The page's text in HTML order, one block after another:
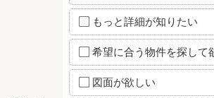
もっと詳細が知りたい
希望に合う物件を探して
図面が欲しい